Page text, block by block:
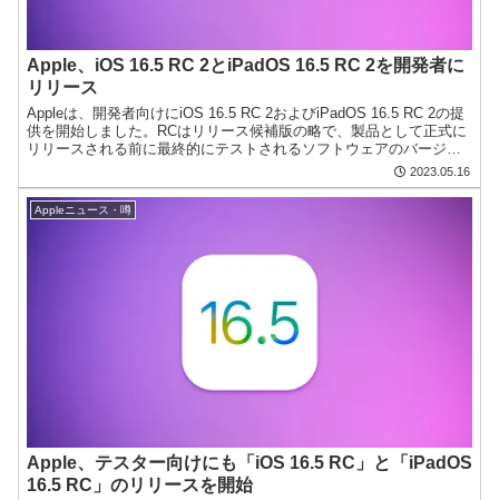
Apple、iOS 16.5 RC 2とiPadOS 16.5 RC 2を開発者に
リリース
Appleは、開発者向けにiOS 16.5 RC 2およびiPadOS 16.5 RC 2の提
供を開始しました。RCはリリース候補版の略で、製品として正式に
リリースされる前に最終的にテストされるソフトウェアのバージョ
2023.05.16
Appleニュース・噂
Apple、テスター向けにも「iOS 16.5 RC」と「iPadOS
16.5 RC」のリリースを開始